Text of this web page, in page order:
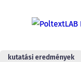
kutatási eredmények